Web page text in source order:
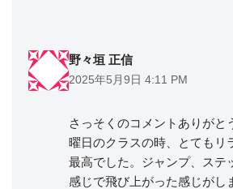
野々垣 正信
2025年5月9日 4:11 PM
さっそくのコメントありがと
曜日のクラスの時、とてもリ
最高でした。ジャンプ、ステ
感じで飛び上がった感じがし